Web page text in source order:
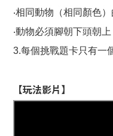
‧相同動物（相同顏色
‧動物必須腳朝下頭朝
3.每個挑戰題卡只有一
【玩法影片】